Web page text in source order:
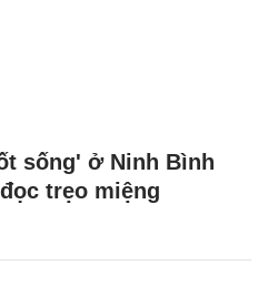
sống' ở Ninh Bình
trẹo miệng